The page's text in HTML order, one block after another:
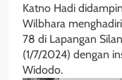
Katno Hadi
Wilbhara
78 di Lapangan
(1/7/2024) dengan
Widodo.